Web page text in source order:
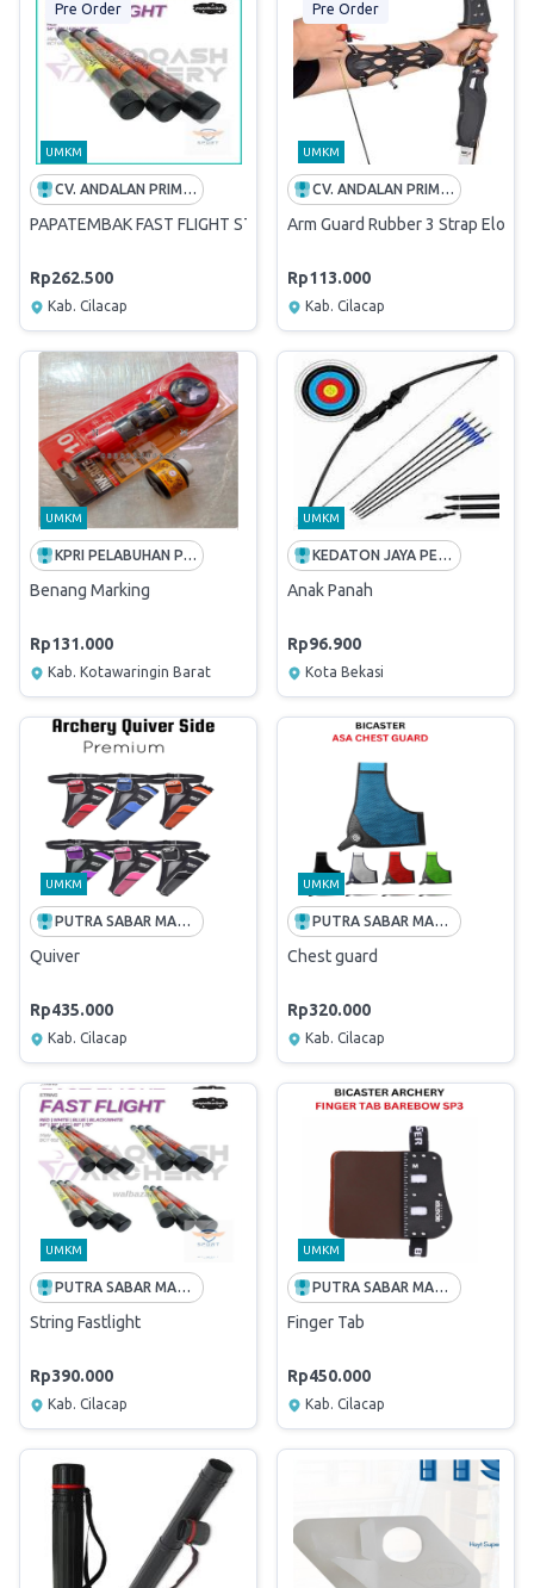
Pre Order
UMKM
CV. ANDALAN PRIMA BHAKTI
PAPATEMBAK FAST FLIGHT STRING String Busur Berkualitas
Rp262.500
Kab. Cilacap
Pre Order
UMKM
CV. ANDALAN PRIMA BHAKTI
Arm Guard Rubber 3 Strap
Rp113.000
Kab. Cilacap
UMKM
KPRI PELABUHAN PANGLIMA UTAR
Benang Marking
Rp131.000
Kab. Kotawaringin Barat
UMKM
KEDATON JAYA PERKASA
Anak Panah
Rp96.900
Kota Bekasi
UMKM
PUTRA SABAR MANDIRI
Quiver
Rp435.000
Kab. Cilacap
UMKM
PUTRA SABAR MANDIRI
Chest guard
Rp320.000
Kab. Cilacap
UMKM
PUTRA SABAR MANDIRI
String Fastlight
Rp390.000
Kab. Cilacap
UMKM
PUTRA SABAR MANDIRI
Finger Tab
Rp450.000
Kab. Cilacap